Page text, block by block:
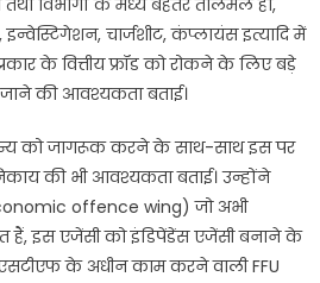
विभागों के मध्य बेहतर तालमेल हो,
इन्वेस्टिगेशन, चार्जशीट, कंप्लायंस इत्यादि में
के वित्तीय फ्रॉड को रोकने के लिए बड़े
की आवश्यकता बताई।
को जागरूक करने के साथ-साथ इस पर
की भी आवश्यकता बताई। उन्होंने
offence wing) जो अभी
हैं, इस एजेंसी को इंडिपेंडेंस एजेंसी बनाने के
के अधीन काम करने वाली FFU